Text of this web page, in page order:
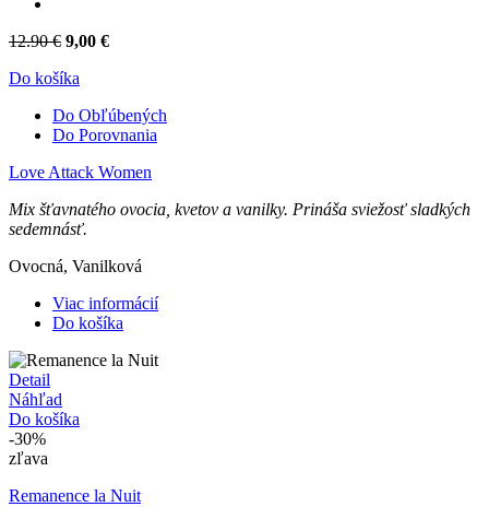
12.90 € 9,00 €
Do košíka
Do Obľúbených
Do Porovnania
Love Attack Women
Mix šťavnatého ovocia, kvetov a vanilky. Prináša sviežosť sladkých
sedemnásť.
Ovocná, Vanilková
Viac informácií
Do košíka
Detail
Náhľad
Do košíka
-30%
zľava
Remanence la Nuit